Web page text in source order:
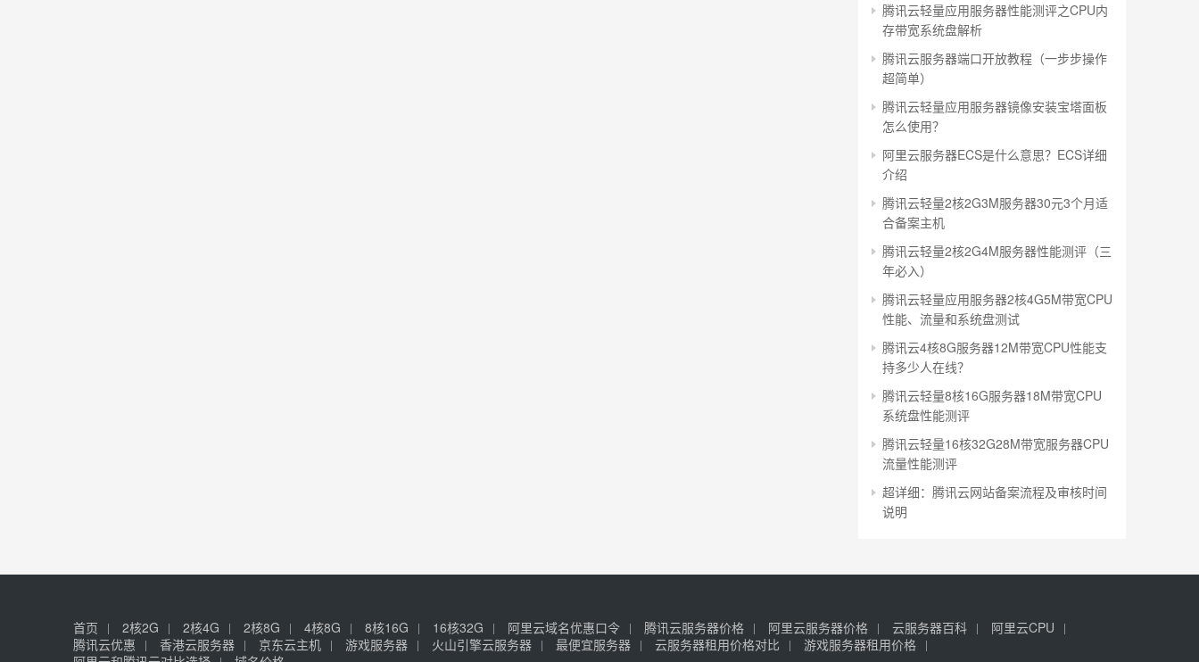
腾讯云轻量应用服务器性能测评之CPU内
存带宽系统盘解析
腾讯云服务器端口开放教程（一步步操作
超简单）
腾讯云轻量应用服务器镜像安装宝塔面板
怎么使用？
阿里云服务器ECS是什么意思？ECS详细
介绍
腾讯云轻量2核2G3M服务器30元3个月适
合备案主机
腾讯云轻量2核2G4M服务器性能测评（三
年必入）
腾讯云轻量应用服务器2核4G5M带宽CPU
性能、流量和系统盘测试
腾讯云4核8G服务器12M带宽CPU性能支
持多少人在线？
腾讯云轻量8核16G服务器18M带宽CPU
系统盘性能测评
腾讯云轻量16核32G28M带宽服务器CPU
流量性能测评
超详细：腾讯云网站备案流程及审核时间
说明
首页 2核2G 2核4G 2核8G 4核8G 8核16G 16核32G 阿里云域名优惠口令 腾讯云服务器价格 阿里云服务器价格 云服务器百科
阿里云CPU
腾讯云优惠
香港云服务器 京东云主机 游戏服务器 火山引擎云服务器 最便宜服务器 云服务器租用价格对比
游戏服务器租用价格